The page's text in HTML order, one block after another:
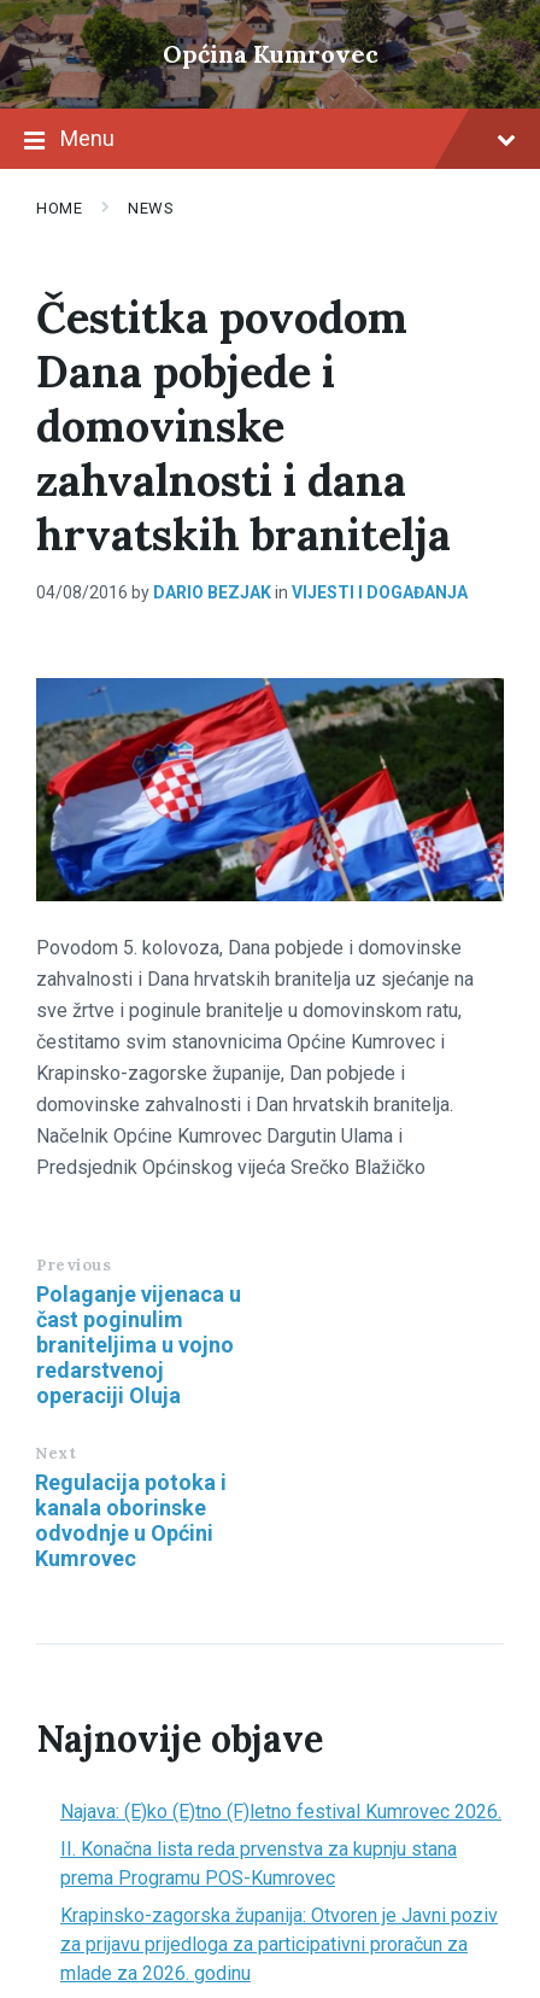
Skip
to
content
Skip
to
main
navigation
Skip
to
footer
Općina Kumrovec
Menu
HOME NEWS
Čestitka povodom
Dana pobjede i
domovinske
zahvalnosti i dana
hrvatskih branitelja
04/08/2016 by DARIO BEZJAKin VIJESTI I DOGAĐANJA
Povodom 5. kolovoza, Dana pobjede i domovinske
zahvalnosti i Dana hrvatskih branitelja uz sjećanje na
sve žrtve i poginule branitelje u domovinskom ratu,
čestitamo svim stanovnicima Općine Kumrovec i
Krapinsko-zagorske županije, Dan pobjede i
domovinske zahvalnosti i Dan hrvatskih branitelja.
Načelnik Općine Kumrovec Dargutin Ulama i
Predsjednik Općinskog vijeća Srečko Blažičko
Previous
Polaganje vijenaca u
čast poginulim
braniteljima u vojno
redarstvenoj
operaciji Oluja
Next
Regulacija potoka i
kanala oborinske
odvodnje u Općini
Kumrovec
Najnovije objave
Najava: (E)ko (E)tno (F)letno festival Kumrovec 2026.
II. Konačna lista reda prvenstva za kupnju stana
prema Programu POS-Kumrovec
Krapinsko-zagorska županija: Otvoren je Javni poziv
za prijavu prijedloga za participativni proračun za
mlade za 2026. godinu